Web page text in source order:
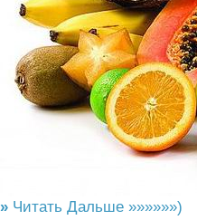
» Читать Дальше »»»»»»)